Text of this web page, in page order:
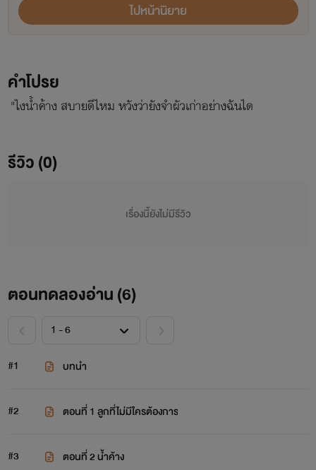
ไปหน้านิยาย
คำโปรย
"ไงน้ำค้าง สบายดีไหม หวังว่ายังจำผัวเก่าอย่างฉันได
รีวิว (0)
เรื่องนี้ยังไม่มีรีวิว
ตอนทดลองอ่าน (6)
#1 บทนำ
#2 ตอนที่ 1 ลูกที่ไม่มีใครต้องการ
#3 ตอนที่ 2 น้ำค้าง